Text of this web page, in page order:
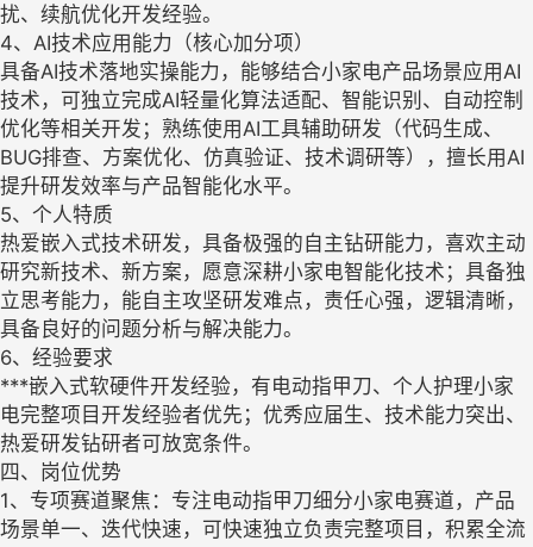
扰、续航优化开发经验。
4、AI技术应用能力（核心加分项）
具备AI技术落地实操能力，能够结合小家电产品场景应用AI
技术，可独立完成AI轻量化算法适配、智能识别、自动控制
优化等相关开发；熟练使用AI工具辅助研发（代码生成、
BUG排查、方案优化、仿真验证、技术调研等），擅长用AI
提升研发效率与产品智能化水平。
5、个人特质
热爱嵌入式技术研发，具备极强的自主钻研能力，喜欢主动
研究新技术、新方案，愿意深耕小家电智能化技术；具备独
立思考能力，能自主攻坚研发难点，责任心强，逻辑清晰，
具备良好的问题分析与解决能力。
6、经验要求
***嵌入式软硬件开发经验，有电动指甲刀、个人护理小家
电完整项目开发经验者优先；优秀应届生、技术能力突出、
热爱研发钻研者可放宽条件。
四、岗位优势
1、专项赛道聚焦：专注电动指甲刀细分小家电赛道，产品
场景单一、迭代快速，可快速独立负责完整项目，积累全流